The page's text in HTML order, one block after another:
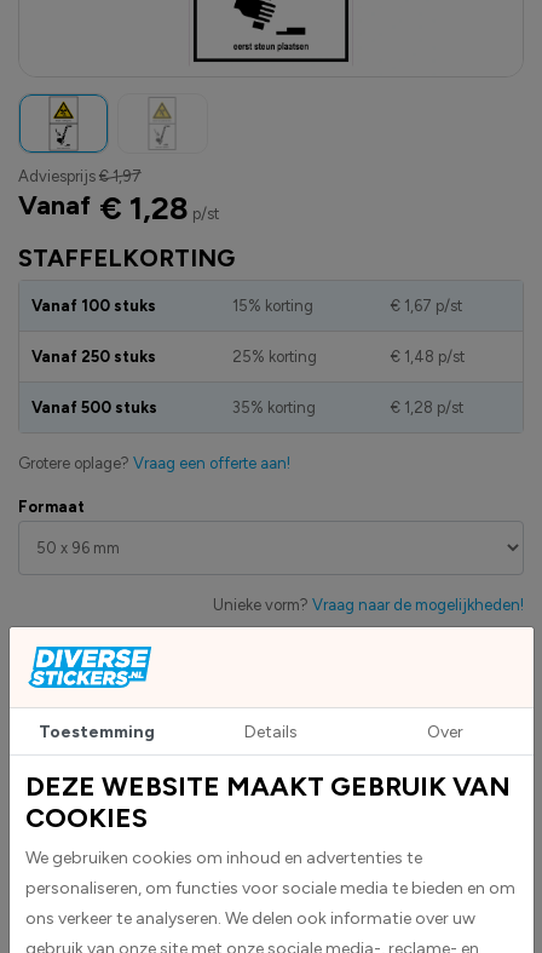
Artikelnummer:DS1002439_50x96 mm
Eigen productie
Zakelijk betaling op factuur mogelijk
Uv-bestendig & weersbestendigheid
High-tack folie met maximale grip
Formaat
Unieke vorm? Vraag naar de mogelijkheden!
STAFFELKORTING
Vanaf 100 stuks 15% korting € 1,67 p/st
Vanaf 250 stuks 25% korting € 1,48 p/st
Vanaf 500 stuks 35% korting € 1,28 p/st
Grotere oplage? Vraag een offerte aan!
Adviesprijs € 1,97
Vanaf € 1,28 p/st
Custom sticker maken? Upload eigen bestand
Toestemming Details Over
DEZE WEBSITE MAAKT GEBRUIK VAN
COOKIES
We gebruiken cookies om inhoud en advertenties te
personaliseren, om functies voor sociale media te bieden en om
ons verkeer te analyseren. We delen ook informatie over uw
gebruik van onze site met onze sociale media-, reclame- en